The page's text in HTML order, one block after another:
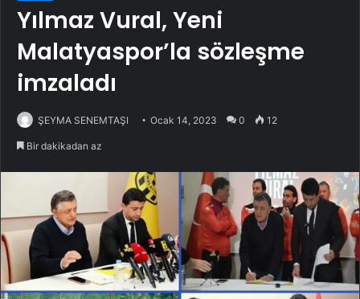
Yılmaz Vural, Yeni
Malatyaspor’la sözleşme
imzaladı
ŞEYMA SENEMTAŞI Ocak 14, 2023 0 12
Bir dakikadan az